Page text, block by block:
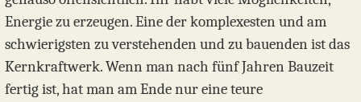
Energie zu erzeugen. Eine der komplexesten und am
schwierigsten zu verstehenden und zu bauenden ist das
Kernkraftwerk. Wenn man nach fünf Jahren Bauzeit
fertig ist, hat man am Ende nur eine teure